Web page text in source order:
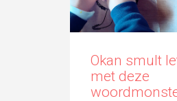
Okan smult
met deze